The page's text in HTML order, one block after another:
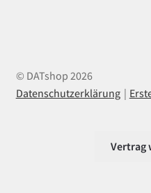
© DATshop 2026
Datenschutzerklärung
Vertrag